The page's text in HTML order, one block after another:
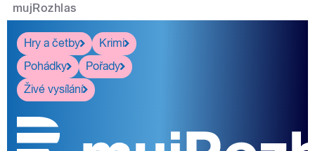
mujRozhlas
Hry a četby
Krimi
Pohádky
Pořady
Živé vysílání